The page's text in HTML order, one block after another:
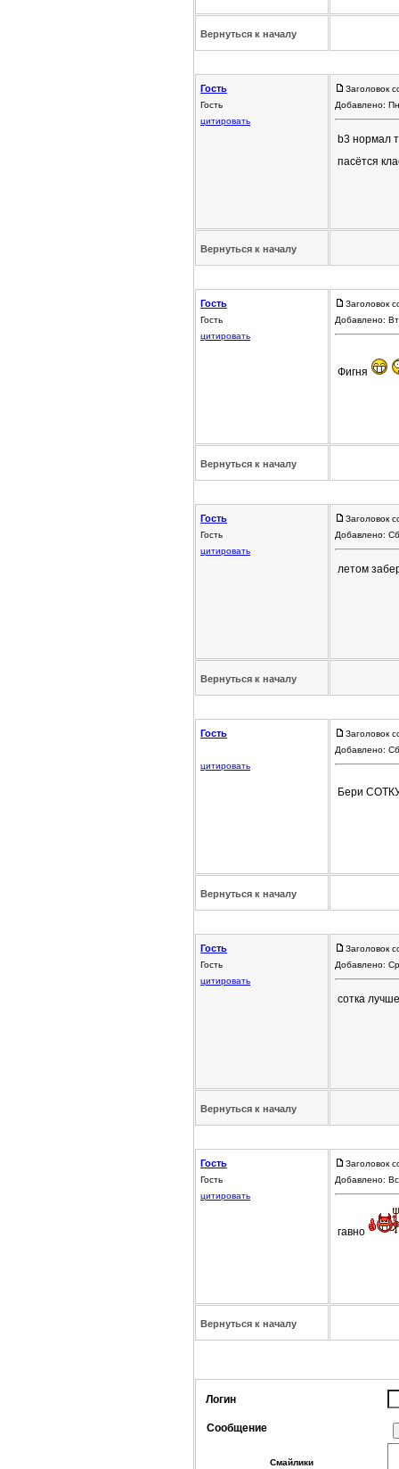
Вернуться к началу
Гость
Гость
цитировать
Заголовок
Добавлено:
b3 нормал
пасётся
Вернуться к началу
Гость
Гость
цитировать
Заголовок
Добавлено:
Фигня
Вернуться к началу
Гость
Гость
цитировать
Заголовок
Добавлено:
летом
Вернуться к началу
Гость
цитировать
Заголовок
Добавлено:
Бери
Вернуться к началу
Гость
Гость
цитировать
Заголовок
Добавлено:
сотка
Вернуться к началу
Гость
Гость
цитировать
Заголовок
Добавлено:
гавно
Вернуться к началу
Логин
Сообщение
Смайлики